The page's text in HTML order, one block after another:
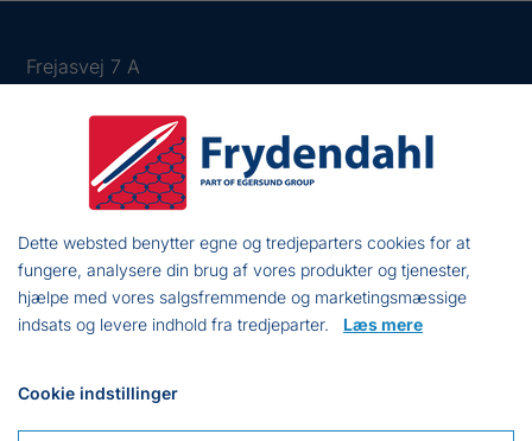
Frejasvej 7 A
+45 97 31 13 11
fiskenet@frydendahl.com
DK 15891645
Dette websted benytter egne og tredjeparters cookies for at
fungere, analysere din brug af vores produkter og tjenester,
hjælpe med vores salgsfremmende og marketingsmæssige
indsats og levere indhold fra tredjeparter. Læs mere
Cookie indstillinger